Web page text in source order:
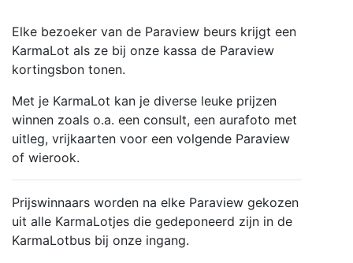
Elke bezoeker van de Paraview beurs krijgt een
KarmaLot als ze bij onze kassa de Paraview
kortingsbon tonen.
Met je KarmaLot kan je diverse leuke prijzen
winnen zoals o.a. een consult, een aurafoto met
uitleg, vrijkaarten voor een volgende Paraview
of wierook.
Prijswinnaars worden na elke Paraview gekozen
uit alle KarmaLotjes die gedeponeerd zijn in de
KarmaLotbus bij onze ingang.